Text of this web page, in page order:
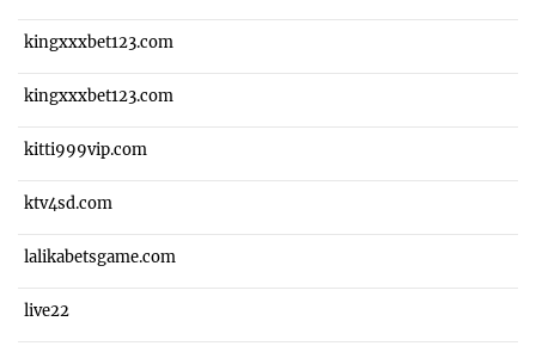
kingxxxbet123.com
kingxxxbet123.com
kitti999vip.com
ktv4sd.com
lalikabetsgame.com
live22